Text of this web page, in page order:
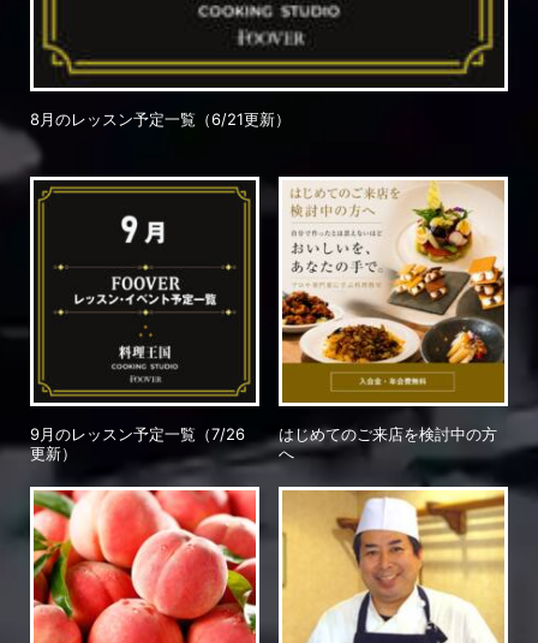
8月のレッスン予定一覧（6/21更新）
9月のレッスン予定一覧（7/26
更新）
はじめてのご来店を検討中の方
へ